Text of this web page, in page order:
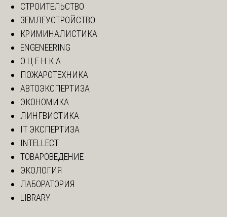
СТРОИТЕЛЬСТВО
ЗЕМЛЕУСТРОЙСТВО
КРИМИНАЛИСТИКА
ENGENEERING
О Ц Е Н К А
ПОЖАРОТЕХНИКА
АВТОЭКСПЕРТИЗА
ЭКОНОМИКА
ЛИНГВИСТИКА
IT ЭКСПЕРТИЗА
INTELLECT
ТОВАРОВЕДЕНИЕ
ЭКОЛОГИЯ
ЛАБОРАТОРИЯ
LIBRARY